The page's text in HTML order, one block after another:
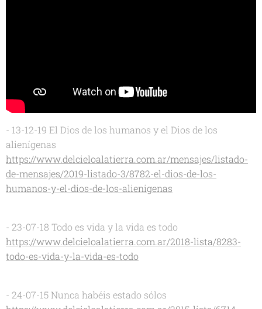
- 13-12-19 El Dios de los humanos y el Dios de los
alienígenas
https://www.delcieloalatierra.com.ar/mensajes/listado-
de-mensajes/2019-listado-3/8782-el-dios-de-los-
humanos-y-el-dios-de-los-alienigenas
- 23-07-18 Todo es vida y la vida es todo
https://www.delcieloalatierra.com.ar/2018-lista/8283-
todo-es-vida-y-la-vida-es-todo
- 24-07-15 Nunca habéis estado sólos